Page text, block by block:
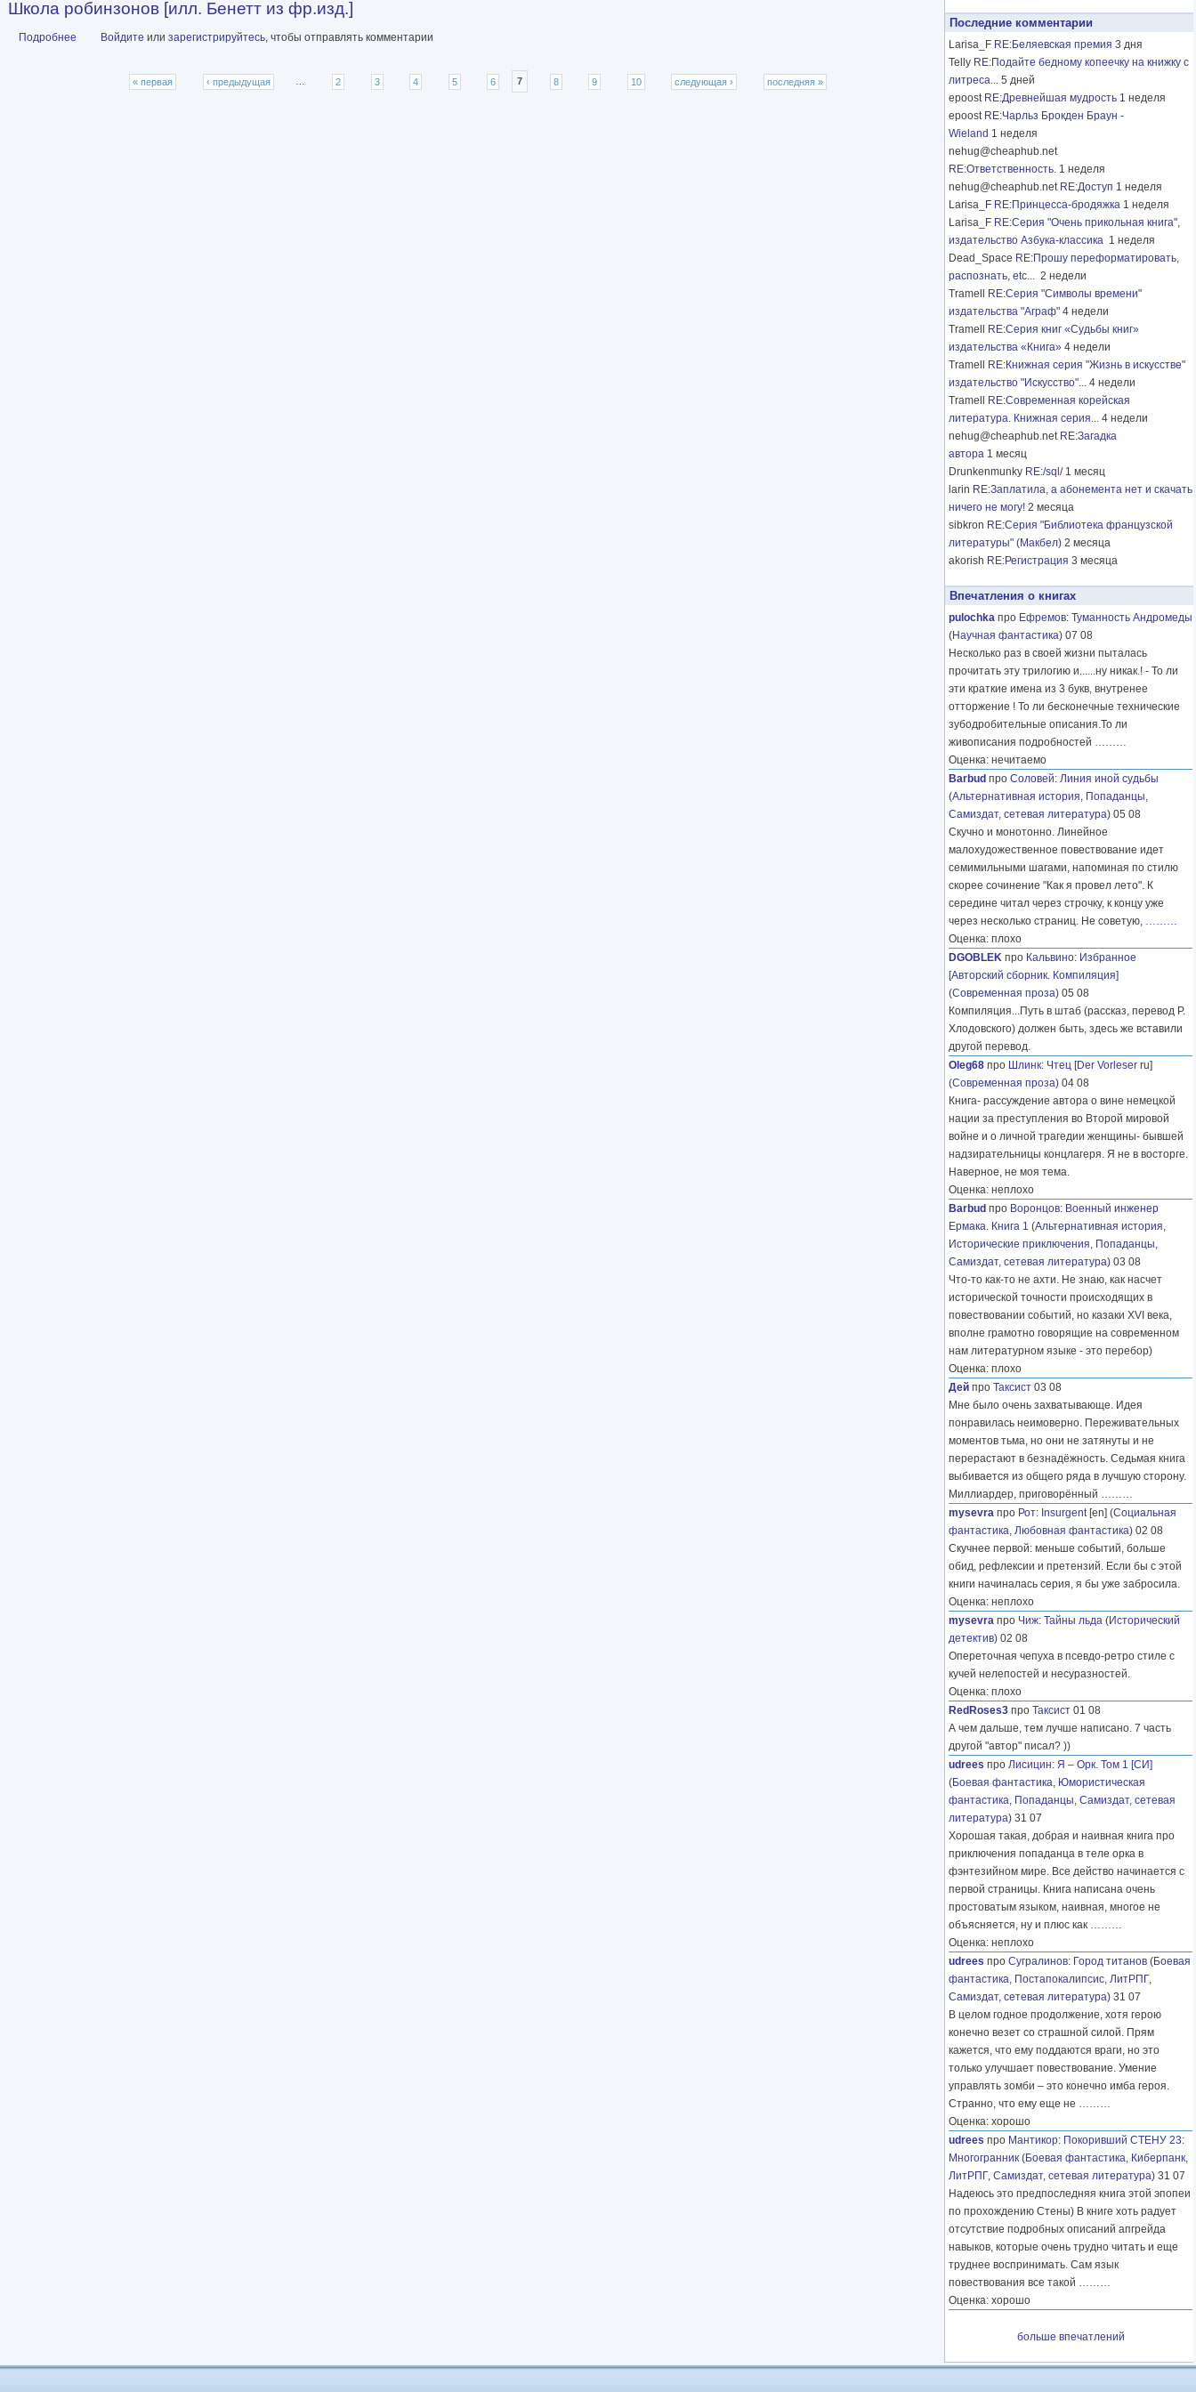
Школа робинзонов [илл. Бенетт из фр.изд.]
Подробнее о Школа робинзонов [илл. Бенетт из фр.изд.]
Войдите или зарегистрируйтесь, чтобы отправлять комментарии
« первая ‹ предыдущая … 2 3 4 5 6 7 8 9 10 следующая › последняя »
Последние комментарии
Larisa_F RE:Беляевская премия 3 дня
Telly RE:Подайте бедному копеечку на книжку с
литреса... 5 дней
epoost RE:Древнейшая мудрость 1 неделя
epoost RE:Чарльз Брокден Браун -
Wieland 1 неделя
nehug@cheaphub.net
RE:Ответственность. 1 неделя
nehug@cheaphub.net RE:Доступ 1 неделя
Larisa_F RE:Принцесса-бродяжка 1 неделя
Larisa_F RE:Серия "Очень прикольная книга",
издательство Азбука-классика 1 неделя
Dead_Space RE:Прошу переформатировать,
распознать, etc... 2 недели
Tramell
RE:Серия "Символы времени"
издательства "Аграф" 4 недели
Tramell
RE:Серия книг «Судьбы книг»
издательства «Книга» 4 недели
Tramell
RE:Книжная серия "Жизнь в искусстве"
издательство "Искусство"... 4 недели
Tramell
RE:Современная корейская
литература. Книжная серия... 4 недели
nehug@cheaphub.net RE:Загадка
автора 1 месяц
Drunkenmunky RE:/sql/ 1 месяц
larin RE:Заплатила, а абонемента нет и скачать
ничего не могу! 2 месяца
sibkron RE:Серия "Библиотека французской
литературы" (Макбел) 2 месяца
akorish RE:Регистрация 3 месяца
Впечатления о книгах
pulochka про Ефремов: Туманность Андромеды
(Научная фантастика) 07 08
Несколько раз в своей жизни пыталась
прочитать эту трилогию и......ну никак.! - То ли
эти краткие имена из 3 букв, внутренее
отторжение ! То ли бесконечные технические
зубодробительные описания.То ли
живописания подробностей ………
Оценка: нечитаемо
Barbud про Соловей: Линия иной судьбы
(Альтернативная история, Попаданцы,
Самиздат, сетевая литература) 05 08
Скучно и монотонно. Линейное
малохудожественное повествование идет
семимильными шагами, напоминая по стилю
скорее сочинение "Как я провел лето". К
середине читал через строчку, к концу уже
через несколько страниц. Не советую, ………
Оценка: плохо
DGOBLEK про Кальвино: Избранное
[Авторский сборник. Компиляция]
(Современная проза) 05 08
Компиляция...Путь в штаб (рассказ, перевод Р.
Хлодовского) должен быть, здесь же вставили
другой перевод.
Oleg68 про Шлинк: Чтец [Der Vorleser ru]
(Современная проза) 04 08
Книга- рассуждение автора о вине немецкой
нации за преступления во Второй мировой
войне и о личной трагедии женщины- бывшей
надзирательницы концлагеря. Я не в восторге.
Наверное, не моя тема.
Оценка: неплохо
Barbud про Воронцов: Военный инженер
Ермака. Книга 1 (Альтернативная история,
Исторические приключения, Попаданцы,
Самиздат, сетевая литература) 03 08
Что-то как-то не ахти. Не знаю, как насчет
исторической точности происходящих в
повествовании событий, но казаки XVI века,
вполне грамотно говорящие на современном
нам литературном языке - это перебор)
Оценка: плохо
Дей про Таксист 03 08
Мне было очень захватывающе. Идея
понравилась неимоверно. Переживательных
моментов тьма, но они не затянуты и не
перерастают в безнадёжность. Седьмая книга
выбивается из общего ряда в лучшую сторону.
Миллиардер, приговорённый ………
mysevra про Рот: Insurgent[en] (Социальная
фантастика, Любовная фантастика) 02 08
Скучнее первой: меньше событий, больше
обид, рефлексии и претензий. Если бы с этой
книги начиналась серия, я бы уже забросила.
Оценка: неплохо
mysevra про Чиж: Тайны льда (Исторический
детектив) 02 08
Опереточная чепуха в псевдо-ретро стиле с
кучей нелепостей и несуразностей.
Оценка: плохо
RedRoses3 про Таксист 01 08
А чем дальше, тем лучше написано. 7 часть
другой "автор" писал? ))
udrees про Лисицин: Я – Орк. Том 1 [СИ]
(Боевая фантастика, Юмористическая
фантастика, Попаданцы, Самиздат, сетевая
литература) 31 07
Хорошая такая, добрая и наивная книга про
приключения попаданца в теле орка в
фэнтезийном мире. Все действо начинается с
первой страницы. Книга написана очень
простоватым языком, наивная, многое не
объясняется, ну и плюс как ………
Оценка: неплохо
udrees про Сугралинов: Город титанов (Боевая
фантастика, Постапокалипсис, ЛитРПГ,
Самиздат, сетевая литература) 31 07
В целом годное продолжение, хотя герою
конечно везет со страшной силой. Прям
кажется, что ему поддаются враги, но это
только улучшает повествование. Умение
управлять зомби – это конечно имба героя.
Странно, что ему еще не ………
Оценка: хорошо
udrees про Мантикор: Покоривший СТЕНУ 23:
Многогранник (Боевая фантастика, Киберпанк,
ЛитРПГ, Самиздат, сетевая литература) 31 07
Надеюсь это предпоследняя книга этой эпопеи
по прохождению Стены) В книге хоть радует
отсутствие подробных описаний апгрейда
навыков, которые очень трудно читать и еще
труднее воспринимать. Сам язык
повествования все такой ………
Оценка: хорошо
больше впечатлений